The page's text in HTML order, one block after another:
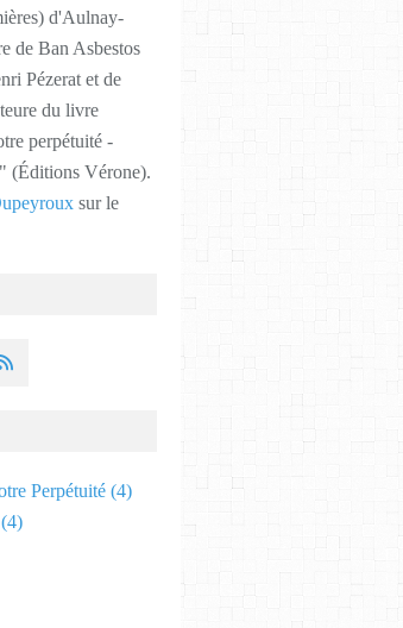
d'Aulnay-
de Ban Asbestos
Pézerat et de
du livre
perpétuité -
(Éditions Vérone).
sur le
Perpétuité (4)
(4)